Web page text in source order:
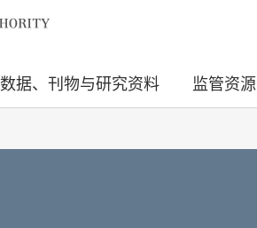
数据、刊物与研究资料 监管资源